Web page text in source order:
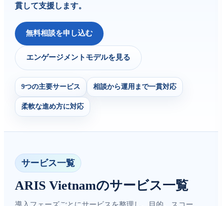
貫して支援します。
無料相談を申し込む
エンゲージメントモデルを見る
9つの主要サービス 相談から運用まで一貫対応
柔軟な進め方に対応
サービス一覧
ARIS Vietnamのサービス一覧